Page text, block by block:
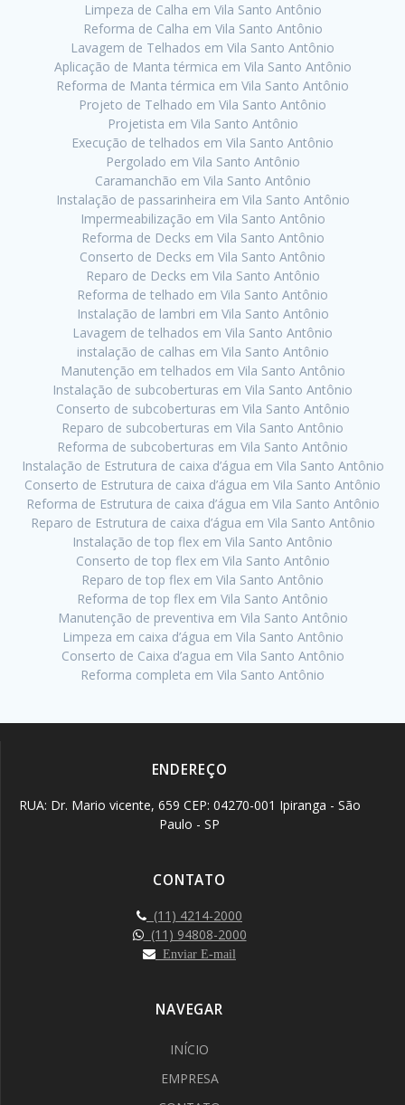
Limpeza de Calha em Vila Santo Antônio
Reforma de Calha em Vila Santo Antônio
Lavagem de Telhados em Vila Santo Antônio
Aplicação de Manta térmica em Vila Santo Antônio
Reforma de Manta térmica em Vila Santo Antônio
Projeto de Telhado em Vila Santo Antônio
Projetista em Vila Santo Antônio
Execução de telhados em Vila Santo Antônio
Pergolado em Vila Santo Antônio
Caramanchão em Vila Santo Antônio
Instalação de passarinheira em Vila Santo Antônio
Impermeabilização em Vila Santo Antônio
Reforma de Decks em Vila Santo Antônio
Conserto de Decks em Vila Santo Antônio
Reparo de Decks em Vila Santo Antônio
Reforma de telhado em Vila Santo Antônio
Instalação de lambri em Vila Santo Antônio
Lavagem de telhados em Vila Santo Antônio
instalação de calhas em Vila Santo Antônio
Manutenção em telhados em Vila Santo Antônio
Instalação de subcoberturas em Vila Santo Antônio
Conserto de subcoberturas em Vila Santo Antônio
Reparo de subcoberturas em Vila Santo Antônio
Reforma de subcoberturas em Vila Santo Antônio
Instalação de Estrutura de caixa d’água em Vila Santo Antônio
Conserto de Estrutura de caixa d’água em Vila Santo Antônio
Reforma de Estrutura de caixa d’água em Vila Santo Antônio
Reparo de Estrutura de caixa d’água em Vila Santo Antônio
Instalação de top flex em Vila Santo Antônio
Conserto de top flex em Vila Santo Antônio
Reparo de top flex em Vila Santo Antônio
Reforma de top flex em Vila Santo Antônio
Manutenção de preventiva em Vila Santo Antônio
Limpeza em caixa d’água em Vila Santo Antônio
Conserto de Caixa d’agua em Vila Santo Antônio
Reforma completa em Vila Santo Antônio
ENDEREÇO
RUA: Dr. Mario vicente, 659 CEP: 04270-001 Ipiranga - São
Paulo - SP
CONTATO
(11) 4214-2000
(11) 94808-2000
Enviar E-mail
NAVEGAR
INÍCIO
EMPRESA